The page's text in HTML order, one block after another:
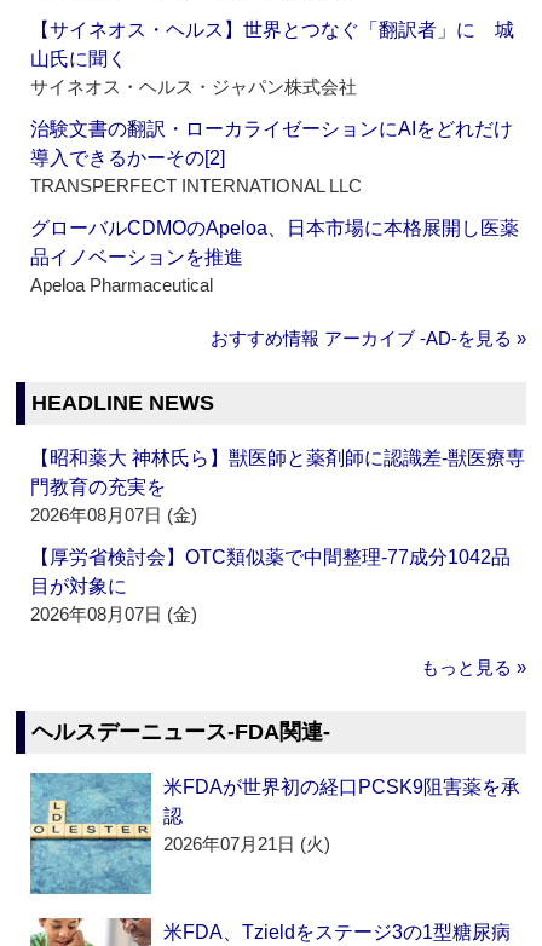
【サイネオス・ヘルス】世界とつなぐ「翻訳者」に 城
山氏に聞く
サイネオス・ヘルス・ジャパン株式会社
治験文書の翻訳・ローカライゼーションにAIをどれだけ
導入できるかーその[2]
TRANSPERFECT INTERNATIONAL LLC
グローバルCDMOのApeloa、日本市場に本格展開し医薬
品イノベーションを推進
Apeloa Pharmaceutical
おすすめ情報 アーカイブ ‐AD‐を見る »
HEADLINE NEWS
【昭和薬大 神林氏ら】獣医師と薬剤師に認識差‐獣医療専
門教育の充実を
2026年08月07日 (金)
【厚労省検討会】OTC類似薬で中間整理‐77成分1042品
目が対象に
2026年08月07日 (金)
もっと見る »
ヘルスデーニュース‐FDA関連‐
米FDAが世界初の経口PCSK9阻害薬を承
認
2026年07月21日 (火)
米FDA、Tzieldをステージ3の1型糖尿病